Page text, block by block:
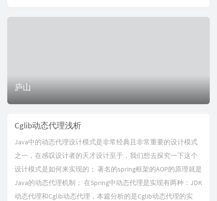
庐山
Cglib动态代理浅析
Java中的动态代理设计模式是非常经典且非常重要的设计模式
之一，在感叹设计者的天才设计至于，我们想去探究一下这个
设计模式是如何来实现的； 著名的spring框架的AOP的原理就是
Java的动态代理机制； 在Spring中动态代理是实现有两种：JDK
动态代理和Cglib动态代理，本篇分析的是Cglib动态代理的实